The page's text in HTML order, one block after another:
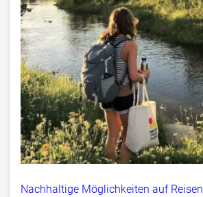
Nachhaltige Möglichkeiten auf Reisen